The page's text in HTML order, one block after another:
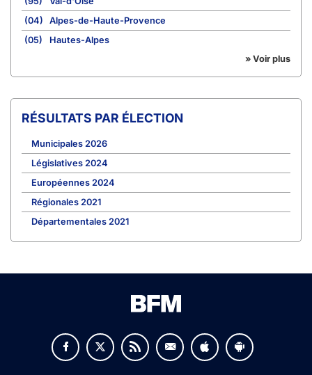
(04)
Alpes-de-Haute-Provence
(05)
Hautes-Alpes
» Voir plus
RÉSULTATS PAR ÉLECTION
Municipales 2026
Législatives 2024
Européennes 2024
Régionales 2021
Départementales 2021